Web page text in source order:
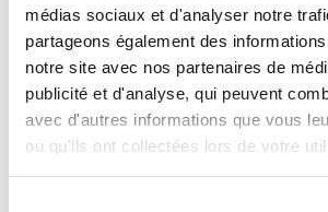
médias sociaux et d'analyser notre
partageons également des
notre site avec nos partenaires de
publicité et d'analyse, qui peuvent
avec d'autres informations que vous
ou qu'ils ont collectées lors de votre
Le conseil
Composé de 17 membres élus par
regroupe des représentants issus des
porcines de montagne françaises et des
la filière. Il rassemble :